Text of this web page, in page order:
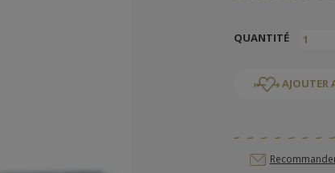
QUANTITÉ
AJOUTER